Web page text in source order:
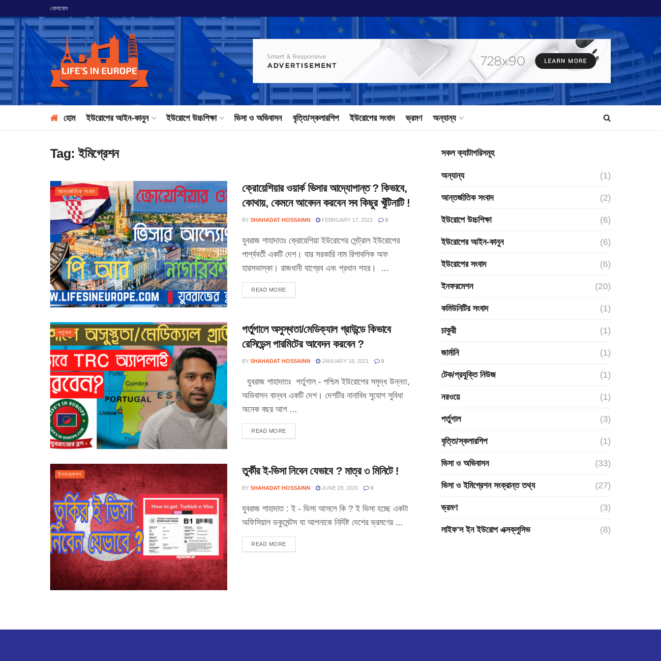
যোগাযোগ
হোম ইউরোপের আইন-কানুন ইউরোপে উচ্চশিক্ষা ভিসা ও অভিবাসন বৃত্তি/স্কলারশিপ ইউরোপের সংবাদ ভ্রমণ অন্যান্য
Tag:ইমিগ্রেশন
আন্তর্জাতিক সংবাদ
ক্রোয়েশিয়ার ওয়ার্ক ভিসার আদ্যোপান্ত ? কিভাবে,
কোথায়, কেমনে আবেদন করবেন সব কিছুর খুঁটিনাটি !
BY SHAHADAT HOSSAINN FEBRUARY 17, 2021 0
যুবরাজ শাহাদাতঃ ক্রোয়েশিয়া ইউরোপের সেন্ট্রাল ইউরোপের
পার্শ্ববর্তী একটি দেশ। যার সরকারি নাম রিপাবলিক অফ
হারসভাস্কা। রাজধানী যাগ্রেব এবং প্রধান শহর। ...
READ MORE
পর্তুগাল
পর্তুগালে অসুস্থতা/মেডিক্যাল গ্রাউন্ডে কিভাবে
রেসিডেন্স পারমিটের আবেদন করবেন ?
BY SHAHADAT HOSSAINN JANUARY 18, 2021 0
যুবরাজ শাহাদাতঃ পর্তুগাল - পশ্চিম ইউরোপের সমৃদ্ধ উন্নত,
অভিবাসন বান্ধব একটি দেশ। দেশটির নানাবিধ সুযোগ সুবিধা
অনেক বছর আগ ...
READ MORE
ইনফরমেশন তুর্কীর ই-ভিসা নিবেন যেভাবে ? মাত্র ৩ মিনিটে !
BY SHAHADAT HOSSAINN JUNE 28, 2020 0
যুবরাজ শাহাদাত : ই - ভিসা আসলে কি ? ই ভিসা হচ্ছে একটা
অফিসিয়াল ডকুমেন্টস যা আপনাকে নির্দিষ্ট দেশের ভ্রমণের ...
READ MORE
সকল ক্যাটাগরিসমূহ
অন্যান্য (1)
আন্তর্জাতিক সংবাদ (2)
ইউরোপে উচ্চশিক্ষা (6)
ইউরোপের আইন-কানুন (6)
ইউরোপের সংবাদ (6)
ইনফরমেশন (20)
কমিউনিটির সংবাদ (1)
চাকুরী (1)
জার্মানি (1)
টেক/প্রযুক্তি নিউজ (1)
নরওয়ে (1)
পর্তুগাল (3)
বৃত্তি/স্কলারশিপ (1)
ভিসা ও অভিবাসন (33)
ভিসা ও ইমিগ্রেশন সংক্রান্ত তথ্য (27)
ভ্রমণ (3)
লাইফ'স ইন ইউরোপ এক্সক্লুসিভ (8)